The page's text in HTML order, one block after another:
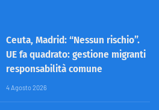
Ceuta, Madrid: “Nessun rischio”.
UE fa quadrato: gestione migranti
responsabilità comune
4 Agosto 2026